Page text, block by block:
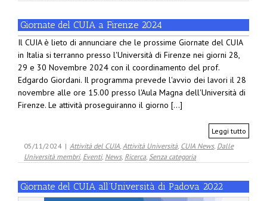
Giornate del CUIA a Firenze 2024
Il CUIA è lieto di annunciare che le prossime Giornate del CUIA
in Italia si terranno presso l'Università di Firenze nei giorni 28,
29 e 30 Novembre 2024 con il coordinamento del prof.
Edgardo Giordani. Il programma prevede l'avvio dei lavori il 28
novembre alle ore 15.00 presso l'Aula Magna dell'Università di
Firenze. Le attività proseguiranno il giorno [...]
Leggi tutto
05/11/2024 | Attività del CUIA, Attività Università, CUIA News, Dalle
Università membri, Eventi, News, Ricerca, Senza categoria
Giornate del CUIA all’Università di Padova 2022